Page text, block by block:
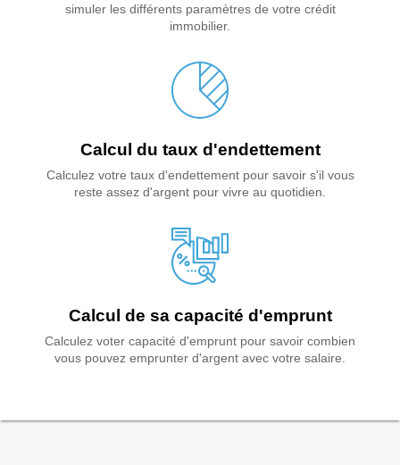
simuler les différents paramètres de votre crédit
immobilier.
Calcul du taux d'endettement
Calculez votre taux d'endettement pour savoir s'il vous
reste assez d'argent pour vivre au quotidien.
Calcul de sa capacité d'emprunt
Calculez voter capacité d'emprunt pour savoir combien
vous pouvez emprunter d'argent avec votre salaire.